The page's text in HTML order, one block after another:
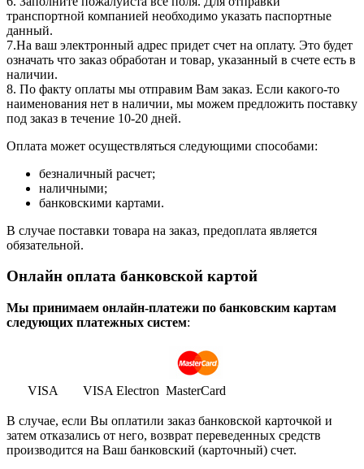
транспортной компанией необходимо указать паспортные
данный.
7.На ваш электронный адрес придет счет на оплату. Это будет
означать что заказ обработан и товар, указанный в счете есть в
наличии.
8. По факту оплаты мы отправим Вам заказ. Если какого-то
наименования нет в наличии, мы можем предложить поставку
под заказ в течение 10-20 дней.
Оплата может осуществляться следующими способами:
безналичный расчет;
наличными;
банковскими картами.
В случае поставки товара на заказ, предоплата является
обязательной.
Онлайн оплата банковской картой
Мы принимаем онлайн-платежи по банковским картам
cледующих платежных систем:
VISA VISA Electron MasterCard
В случае, если Вы оплатили заказ банковской карточкой и
затем отказались от него, возврат переведенных средств
производится на Ваш банковский (карточный) счет.